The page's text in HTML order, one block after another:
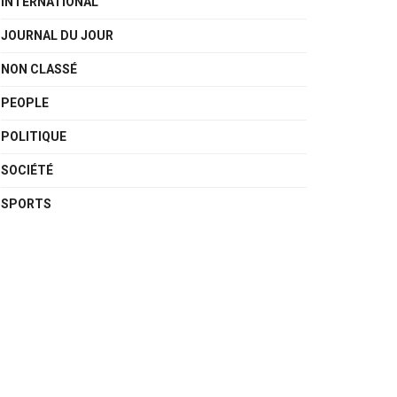
JOURNAL DU JOUR
NON CLASSÉ
PEOPLE
POLITIQUE
SOCIÉTÉ
SPORTS